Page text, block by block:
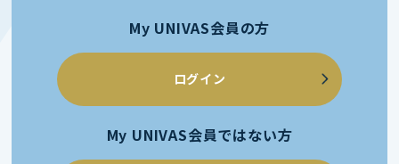
My UNIVAS会員の方
ログイン
My UNIVAS会員ではない方